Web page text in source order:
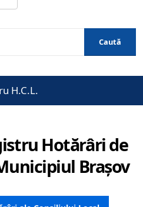
Caută
H.C.L.
Hotărâri de
Brașov